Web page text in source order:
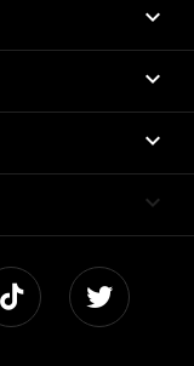



keyboard_arrow_down